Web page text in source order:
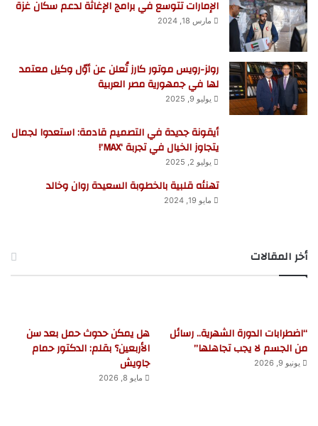
الإمارات تتوسع في برامج الإغاثة لدعم سكان غزة
مارس 18, 2024
رولز-رويس موتور كارز تُعلن عن أوّل وكيل معتمد
لها في جمهورية مصر العربية
يوليو 9, 2025
أيقونة جديدة في التصميم قادمة: استعدوا لجمال
يتجاوز الخيال في تجربة ‘MAX’!
يوليو 2, 2025
تهنئه قلبية بالخطوبة السعيدة روان وخالد
مايو 19, 2024
أخر المقالات
“اضطرابات الدورة الشهرية.. رسائل
من الجسم لا يجب تجاهلها”
يونيو 9, 2026
هل يمكن حدوث حمل بعد سن
الأربعين؟ بقلم: الدكتور حمام
جاويش
مايو 8, 2026